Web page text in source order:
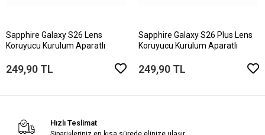
Sapphire Galaxy S26 Lens
Koruyucu Kurulum Aparatlı
249,90 TL
Sapphire Galaxy S26 Plus Lens
Koruyucu Kurulum Aparatlı
249,90 TL
Hızlı Teslimat